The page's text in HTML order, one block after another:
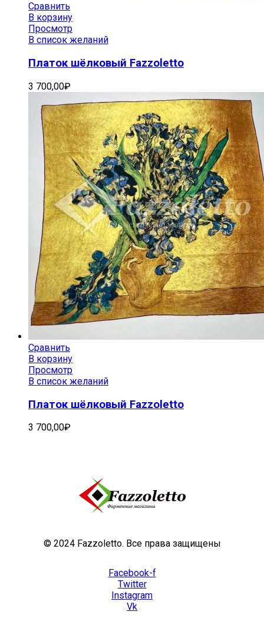
Сравнить
В корзину
Просмотр
В список желаний
Платок шёлковый Fazzoletto
3 700,00₽
Сравнить
В корзину
Просмотр
В список желаний
Платок шёлковый Fazzoletto
3 700,00₽
© 2024 Fazzoletto. Все права защищены
Facebook-f
Twitter
Instagram
Vk